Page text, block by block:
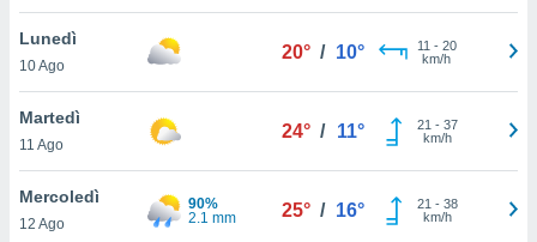
ci
di
il
un
Lunedì
10 Ago
20° / 10° 11 - 20
km/h
Martedì
11 Ago
24° / 11° 21 - 37
km/h
Mercoledì
12 Ago
90%
2.1 mm
25° / 16° 21 - 38
km/h